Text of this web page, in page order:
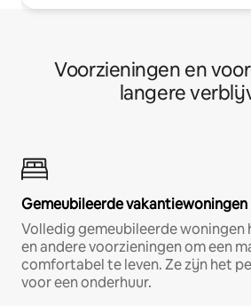
Voorzieningen en
langere
Gemeubileerde vakantiewoningen
Volledig gemeubileerde woningen
en andere voorzieningen om een
comfortabel te leven. Ze zijn het
voor een onderhuur.